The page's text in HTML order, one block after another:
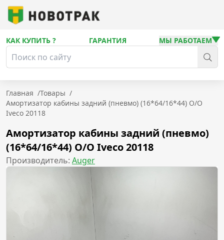
КАК КУПИТЬ ? ГАРАНТИЯ МЫ РАБОТАЕМ
Главная /Товары /
Амортизатор кабины задний (пневмо) (16*64/16*44) O/O
Iveco 20118
Амортизатор кабины задний (пневмо)
(16*64/16*44) O/O Iveco 20118
Производитель: Auger